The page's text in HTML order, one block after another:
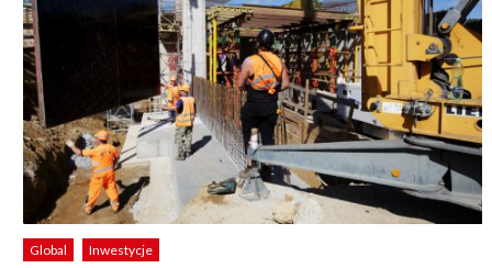
Global Inwestycje